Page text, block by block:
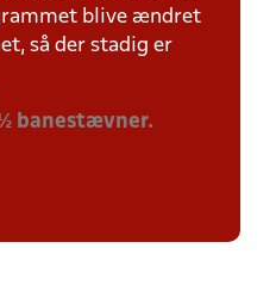
blive ændret
så der stadig er
banestævner.